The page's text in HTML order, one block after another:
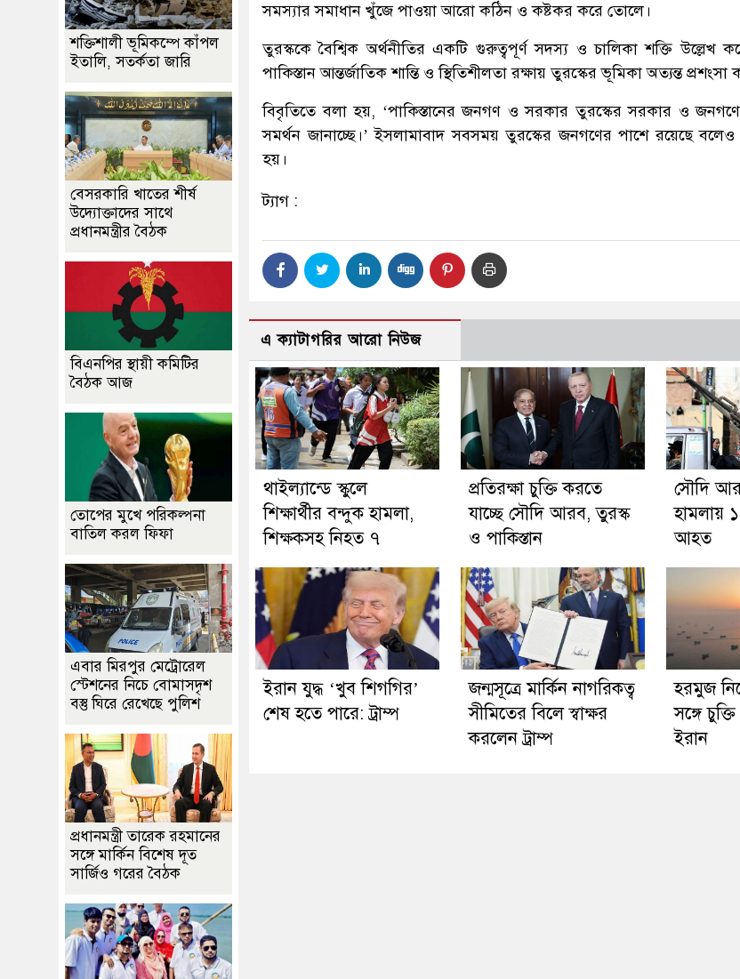
সমস্যার সমাধান খুঁজে পাওয়া আরো কঠিন ও কষ্টকর করে তোলে।
তুরস্ককে বৈশ্বিক অর্থনীতির একটি গুরুত্বপূর্ণ সদস্য ও চালিকা শক্তি উল্লেখ
পাকিস্তান আন্তর্জাতিক শান্তি ও স্থিতিশীলতা রক্ষায় তুরস্কের ভূমিকা অত্যন্ত প্রশংসা
বিবৃতিতে বলা হয়, ‘পাকিস্তানের জনগণ ও সরকার তুরস্কের সরকার ও
সমর্থন জানাচ্ছে।’ ইসলামাবাদ সবসময় তুরস্কের জনগণের পাশে রয়েছে
হয়।
ট্যাগ :
এ ক্যাটাগরির আরো নিউজ
থাইল্যান্ডে স্কুলে
শিক্ষার্থীর বন্দুক হামলা,
শিক্ষকসহ নিহত ৭
প্রতিরক্ষা চুক্তি করতে
যাচ্ছে সৌদি আরব, তুরস্ক
ও পাকিস্তান
সৌদি
হামলায়
আহত
ইরান যুদ্ধ ‘খুব শিগগির’
শেষ হতে পারে: ট্রাম্প
জন্মসূত্রে মার্কিন নাগরিকত্ব
সীমিতের বিলে স্বাক্ষর
করলেন ট্রাম্প
হরমুজ
সঙ্গে
ইরান
শক্তিশালী ভূমিকম্পে কাঁপল
ইতালি, সতর্কতা জারি
বেসরকারি খাতের শীর্ষ
উদ্যোক্তাদের সাথে
প্রধানমন্ত্রীর বৈঠক
বিএনপির স্থায়ী কমিটির
বৈঠক আজ
তোপের মুখে পরিকল্পনা
বাতিল করল ফিফা
এবার মিরপুর মেট্রোরেল
স্টেশনের নিচে বোমাসদৃশ
বস্তু ঘিরে রেখেছে পুলিশ
প্রধানমন্ত্রী তারেক রহমানের
সঙ্গে মার্কিন বিশেষ দূত
সার্জিও গরের বৈঠক